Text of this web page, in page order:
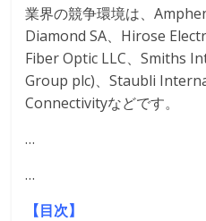
業界の競争環境は、
Diamond SA、Hirose
Fiber Optic LLC、Smiths
Group plc)、Staubli
Connectivityなどです。
…
…
【目次】